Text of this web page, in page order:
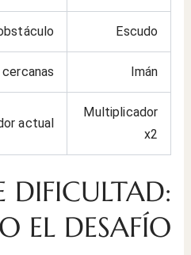
Escudo
Imán
Multiplicador
x2
actual
DIFICULTAD:
EL DESAFÍO